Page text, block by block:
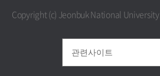
Copyright (c) Jeonbuk National University.